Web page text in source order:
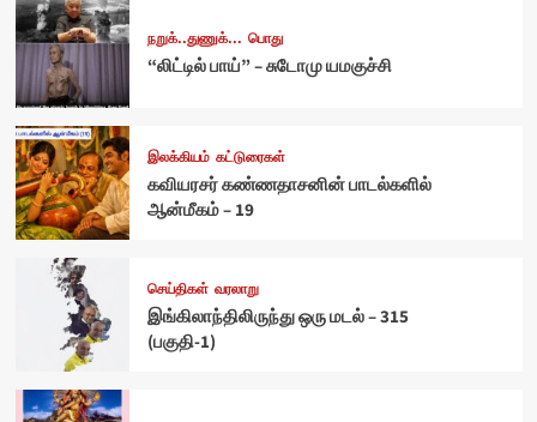
நறுக்..துணுக்... பொது
“லிட்டில் பாய்” – சுடோமு யமகுச்சி
இலக்கியம் கட்டுரைகள்
கவியரசர் கண்ணதாசனின் பாடல்களில்
ஆன்மீகம் – 19
செய்திகள் வரலாறு
இங்கிலாந்திலிருந்து ஒரு மடல் – 315
(பகுதி-1)